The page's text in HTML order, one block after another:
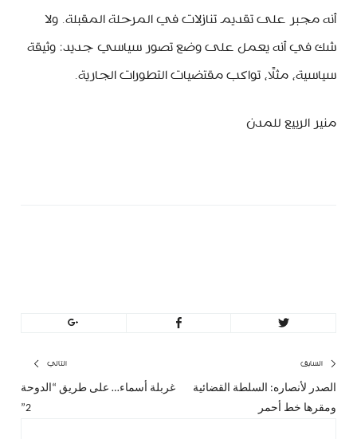
أنه مجبر على تقديم تنازلات في المرحلة المقبلة. ولا
شك في أنه يعمل على وضع تصور سياسي جديد: وثيقة
سياسية، مثلًا، تواكب مقتضيات التطورات الجارية.
منير الربيع للمدن
تصفّح
المقالات
السابق
المقال
الصدر لأنصاره: السلطة القضائية
ومقرها خط أحمر
التالي
غربلة أسماء… على طريق “الدوحة
2”